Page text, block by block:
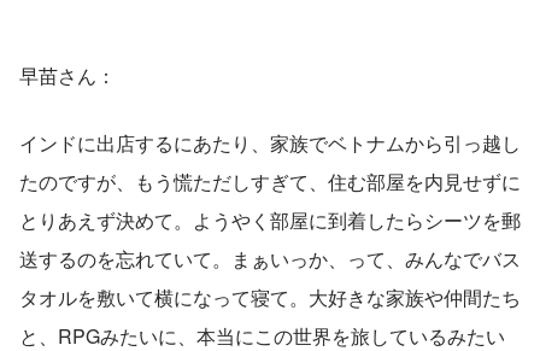
早苗さん：
インドに出店するにあたり、家族でベトナムから引っ越し
たのですが、もう慌ただしすぎて、住む部屋を内見せずに
とりあえず決めて。ようやく部屋に到着したらシーツを郵
送するのを忘れていて。まぁいっか、って、みんなでバス
タオルを敷いて横になって寝て。大好きな家族や仲間たち
と、RPGみたいに、本当にこの世界を旅しているみたい